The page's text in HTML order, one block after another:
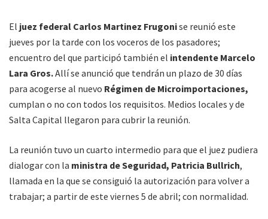
El juez federal Carlos Martinez Frugonise reunió este
jueves por la tarde con los voceros de los pasadores;
encuentro del que participó también el intendente Marcelo
Lara Gros.Allí se anunció que tendrán un plazo de 30 días
para acogerse al nuevo Régimen de Microimportaciones,
cumplan o no con todos los requisitos. Medios locales y de
Salta Capital llegaron para cubrir la reunión.
La reunión tuvo un cuarto intermedio para que el juez pudiera
dialogar con la ministra de Seguridad, Patricia Bullrich,
llamada en la que se consiguió la autorización para volver a
trabajar; a partir de este viernes 5 de abril; con normalidad.